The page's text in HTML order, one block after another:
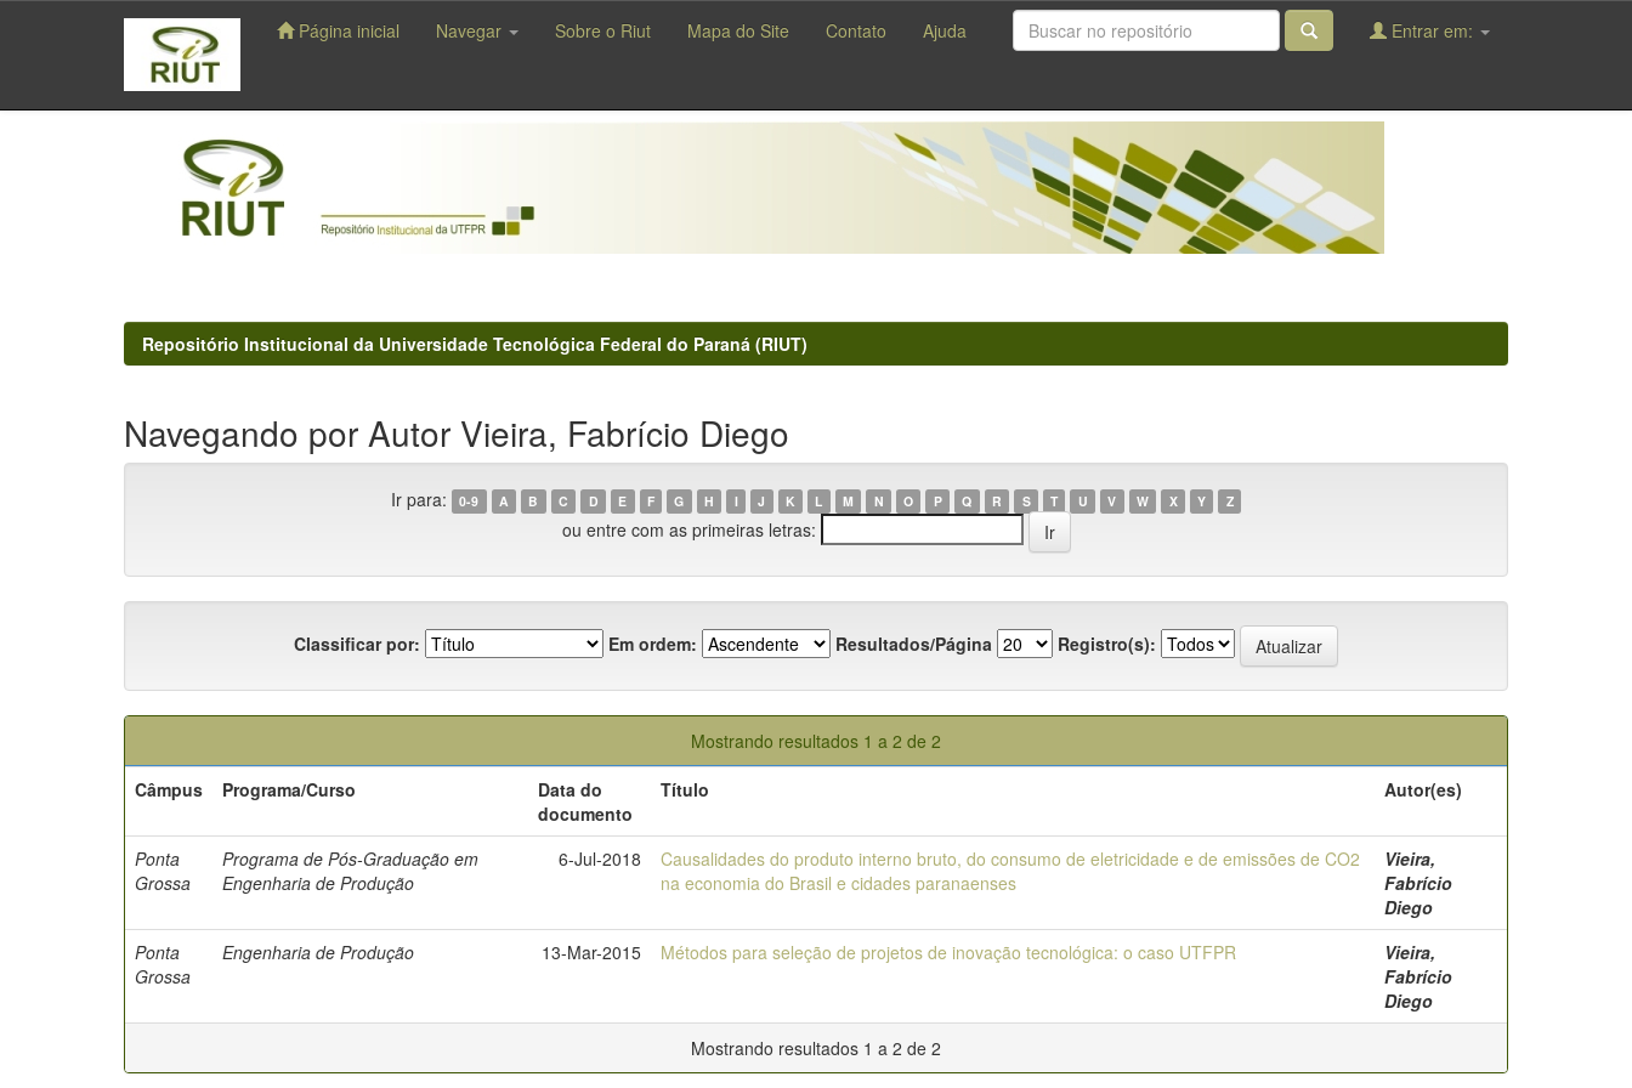
navigation
Página inicial Navegar Sobre o Riut Mapa do Site Contato Ajuda Entrar em:
Repositório Institucional da Universidade Tecnológica Federal do Paraná (RIUT)
Navegando por Autor Vieira, Fabrício Diego
Ir para: 0-9 A B C D E F G H I J K L M N O P Q R S T U V W X Y Z
ou entre com as primeiras letras:
Classificar por: Em ordem: Resultados/Página Registro(s):
Mostrando resultados 1 a 2 de 2
Câmpus
Programa/Curso
Data do
documento
Título Autor(es)
Ponta
Grossa
Programa de Pós-Graduação em
Engenharia de Produção
6-Jul-2018
Causalidades do produto interno bruto, do consumo de eletricidade e de emissões de CO2
na economia do Brasil e cidades paranaenses
Vieira,
Fabrício
Diego
Ponta
Grossa
Engenharia de Produção 13-Mar-2015 Métodos para seleção de projetos de inovação tecnológica: o caso UTFPR
Vieira,
Fabrício
Diego
Mostrando resultados 1 a 2 de 2